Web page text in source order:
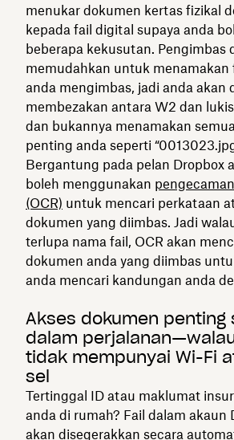
menukar dokumen kertas fizikal
kepada fail digital supaya anda
beberapa kekusutan. Pengimbas
memudahkan untuk menamakan
anda mengimbas, jadi anda akan
membezakan antara W2 dan
dan bukannya menamakan
penting anda seperti
Bergantung pada pelan Dropbox
boleh menggunakan
(OCR) untuk mencari perkataan
dokumen yang diimbas. Jadi
terlupa nama fail, OCR akan
dokumen anda yang diimbas
anda mencari kandungan anda
Akses dokumen penting
dalam
tidak mempunyai Wi-Fi
sel
Tertinggal ID atau maklumat
anda di rumah? Fail dalam akaun
akan disegerakkan secara